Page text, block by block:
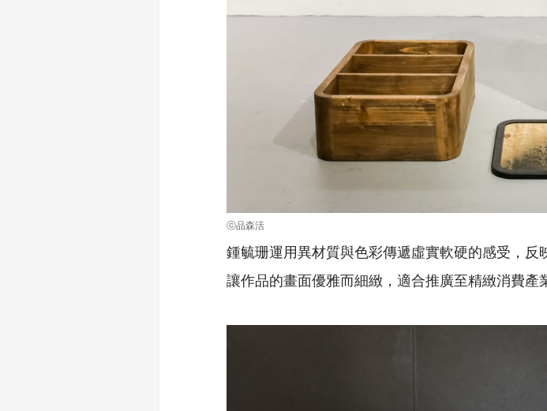
ⓒ品森活
鍾毓珊運用異材質與色彩傳遞虛實軟硬的感受，反
讓作品的畫面優雅而細緻，適合推廣至精緻消費產